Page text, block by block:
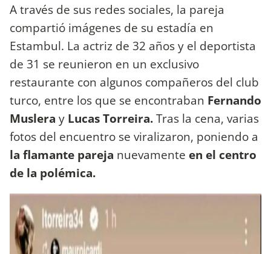
A través de sus redes sociales, la pareja
compartió imágenes de su estadía en
Estambul. La actriz de 32 años y el deportista
de 31 se reunieron en un exclusivo
restaurante con algunos compañeros del club
turco, entre los que se encontraban Fernando
Muslera y Lucas Torreira.Tras la cena, varias
fotos del encuentro se viralizaron, poniendo a
la flamante pareja nuevamente en el centro
de la polémica.